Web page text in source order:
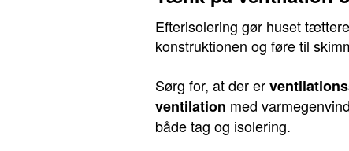
Efterisolering gør huset
konstruktionen og føre til
Sørg for, at der er
ventilation med
både tag og isolering.